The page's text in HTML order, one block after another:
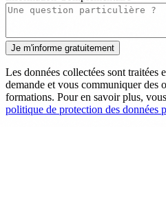
Les données collectées sont traitées
demande et vous communiquer des
formations. Pour en savoir plus,
politique de protection des données